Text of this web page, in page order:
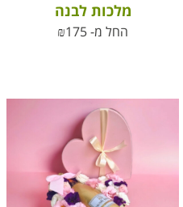
מלכות לבנה
החל מ- ₪175